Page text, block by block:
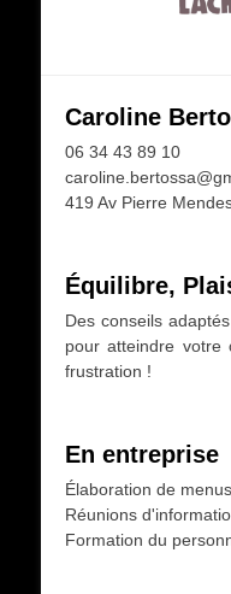
Caroline
06 34 43 89 10
419 Av Pierre
Équilibre,
Des conseils
pour atteindre votre
frustration !
En entreprise
Élaboration de
Réunions
Formation du